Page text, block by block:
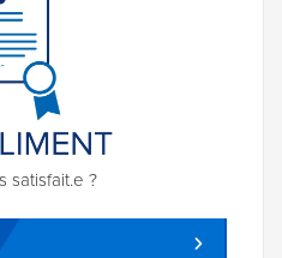
satisfait.e ?